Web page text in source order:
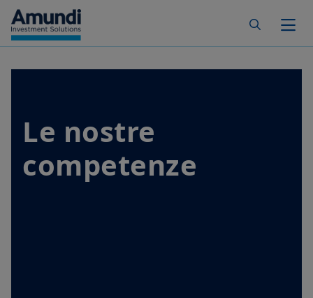
Skip to main content
Le nostre
competenze